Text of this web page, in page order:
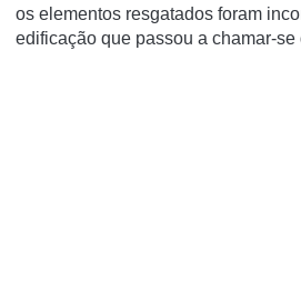
os elementos resgatados foram
edificação que passou a chamar-